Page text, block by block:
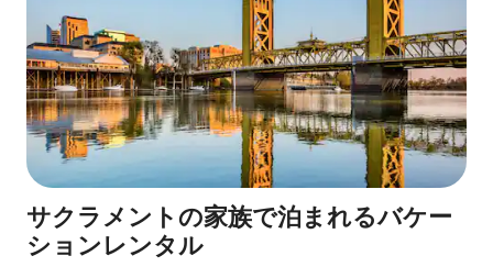
サクラメントの家族で泊まれるバケー
ションレンタル